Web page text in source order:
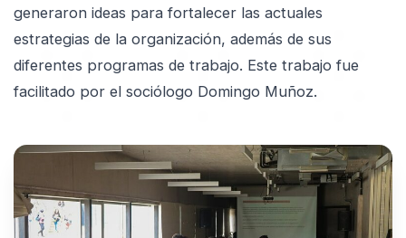
generaron ideas para fortalecer las actuales
estrategias de la organización, además de sus
diferentes programas de trabajo. Este trabajo fue
facilitado por el sociólogo Domingo Muñoz.